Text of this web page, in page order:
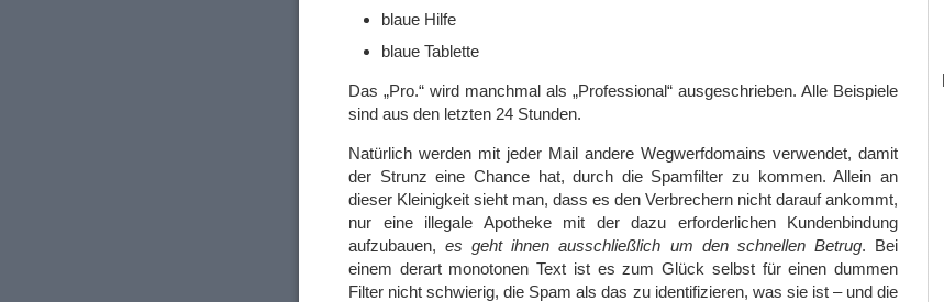
blaue Hilfe
blaue Tablette
Das „Pro.“ wird manchmal als „Professional“ ausgeschrieben. Alle Beispiele
sind aus den letzten 24 Stunden.
Natürlich werden mit jeder Mail andere Wegwerfdomains verwendet, damit
der Strunz eine Chance hat, durch die Spamfilter zu kommen. Allein an
dieser Kleinigkeit sieht man, dass es den Verbrechern nicht darauf ankommt,
nur eine illegale Apotheke mit der dazu erforderlichen Kundenbindung
aufzubauen,es geht ihnen ausschließlich um den schnellen Betrug. Bei
einem derart monotonen Text ist es zum Glück selbst für einen dummen
Filter nicht schwierig, die Spam als das zu identifizieren, was sie ist – und die